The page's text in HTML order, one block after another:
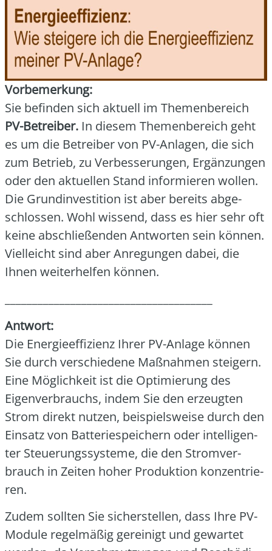
Vor­be­mer­kung:
Sie befin­den sich aktu­ell im The­men­be­reich
PV-Betrei­ber. In die­sem The­men­be­reich geht
es um die Betrei­ber von PV-Anla­gen, die sich
zum Betrieb, zu Ver­bes­se­run­gen, Ergän­zun­gen
oder den aktu­el­len Stand infor­mie­ren wol­len.
Die Grund­in­ves­ti­ti­on ist aber bereits abge­
schlos­sen. Wohl wis­send, dass es hier sehr oft
kei­ne abschlie­ßen­den Ant­wor­ten sein kön­nen.
Viel­leicht sind aber Anre­gun­gen dabei, die
Ihnen wei­ter­hel­fen kön­nen.
Ant­wort:
Die Ener­gie­ef­fi­zi­enz Ihrer PV-Anla­ge kön­nen
Sie durch ver­schie­de­ne Maß­nah­men stei­gern.
Eine Mög­lich­keit ist die Opti­mie­rung des
Eigen­ver­brauchs, indem Sie den erzeug­ten
Strom direkt nut­zen, bei­spiels­wei­se durch den
Ein­satz von Bat­te­rie­spei­chern oder intel­li­gen­
ter Steue­rungs­sys­te­me, die den Strom­ver­
brauch in Zei­ten hoher Pro­duk­ti­on kon­zen­trie­
ren.
Zudem soll­ten Sie sicher­stel­len, dass Ihre PV-
Modu­le regel­mä­ßig gerei­nigt und gewar­tet